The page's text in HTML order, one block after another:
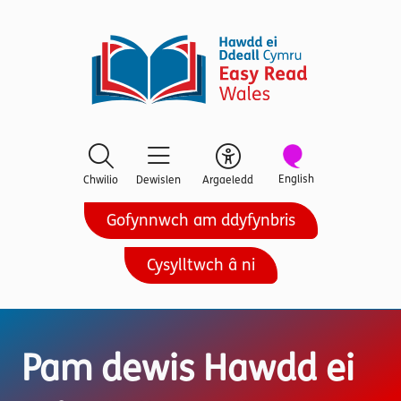
Chwilio Dewislen Argaeledd English
Gofynnwch am ddyfynbris
Cysylltwch â ni
Pam dewis Hawdd ei